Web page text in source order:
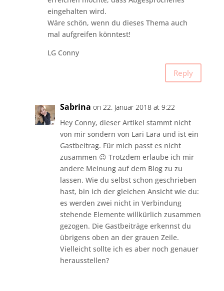
eingehalten wird.
Wäre schön, wenn du dieses Thema auch
mal aufgreifen könntest!
LG Conny
Reply
Sabrina on 22. Januar 2018 at 9:22
Hey Conny, dieser Artikel stammt nicht
von mir sondern von Lari Lara und ist ein
Gastbeitrag. Für mich passt es nicht
zusammen 😉 Trotzdem erlaube ich mir
andere Meinung auf dem Blog zu zu
lassen. Wie du selbst schon geschrieben
hast, bin ich der gleichen Ansicht wie du:
es werden zwei nicht in Verbindung
stehende Elemente willkürlich zusammen
gezogen. Die Gastbeiträge erkennst du
übrigens oben an der grauen Zeile.
Vielleicht sollte ich es aber noch genauer
herausstellen?